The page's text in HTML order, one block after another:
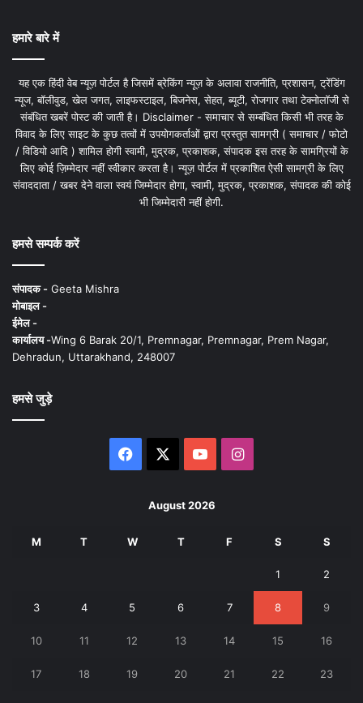
हमारे बारे में
यह एक हिंदी वेब न्यूज़ पोर्टल है जिसमें ब्रेकिंग न्यूज़ के अलावा राजनीति, प्रशासन, ट्रेंडिंग
न्यूज, बॉलीवुड, खेल जगत, लाइफस्टाइल, बिजनेस, सेहत, ब्यूटी, रोजगार तथा टेक्नोलॉजी से
संबंधित खबरें पोस्ट की जाती है। Disclaimer - समाचार से सम्बंधित किसी भी तरह के
विवाद के लिए साइट के कुछ तत्वों में उपयोगकर्ताओं द्वारा प्रस्तुत सामग्री ( समाचार / फोटो
/ विडियो आदि ) शामिल होगी स्वामी, मुद्रक, प्रकाशक, संपादक इस तरह के सामग्रियों के
लिए कोई ज़िम्मेदार नहीं स्वीकार करता है। न्यूज़ पोर्टल में प्रकाशित ऐसी सामग्री के लिए
संवाददाता / खबर देने वाला स्वयं जिम्मेदार होगा, स्वामी, मुद्रक, प्रकाशक, संपादक की कोई
भी जिम्मेदारी नहीं होगी.
हमसे सम्पर्क करें
संपादक - Geeta Mishra
मोबाइल -
ईमेल -
कार्यालय -Wing 6 Barak 20/1, Premnagar, Premnagar, Prem Nagar,
Dehradun, Uttarakhand, 248007
हमसे जुड़े
Facebook YouTubeInstagram
August 2026
M T W T F S S
1 2
3 4 5 6 7 8 9
10 11 12 13 14 15 16
17 18 19 20 21 22 23